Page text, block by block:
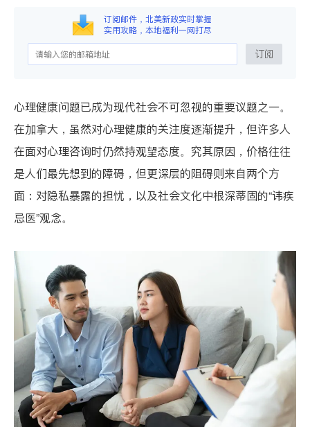
订阅邮件，北美新政实时掌握
实用攻略，本地福利一网打尽
订阅
心理健康问题已成为现代社会不可忽视的重要议题之一。
在加拿大，虽然对心理健康的关注度逐渐提升，但许多人
在面对心理咨询时仍然持观望态度。究其原因，价格往往
是人们最先想到的障碍，但更深层的阻碍则来自两个方
面：对隐私暴露的担忧，以及社会文化中根深蒂固的“讳疾
忌医”观念。